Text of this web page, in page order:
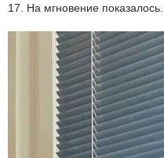
17. На мгновение показалось...